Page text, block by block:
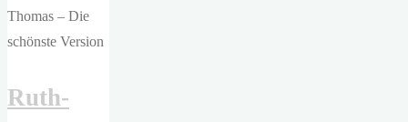
Magical
Fries"
Ruth-